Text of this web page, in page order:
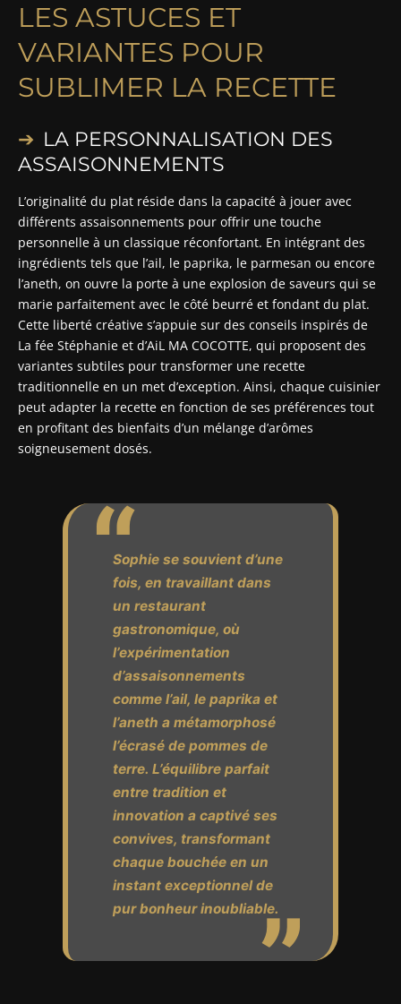
LES ASTUCES ET
VARIANTES POUR
SUBLIMER LA RECETTE
LA PERSONNALISATION DES
ASSAISONNEMENTS
L’originalité du plat réside dans la capacité à jouer avec
différents assaisonnements pour offrir une touche
personnelle à un classique réconfortant. En intégrant des
ingrédients tels que l’ail, le paprika, le parmesan ou encore
l’aneth, on ouvre la porte à une explosion de saveurs qui se
marie parfaitement avec le côté beurré et fondant du plat.
Cette liberté créative s’appuie sur des conseils inspirés de
La fée Stéphanie et d’AiL MA COCOTTE, qui proposent des
variantes subtiles pour transformer une recette
traditionnelle en un met d’exception. Ainsi, chaque cuisinier
peut adapter la recette en fonction de ses préférences tout
en profitant des bienfaits d’un mélange d’arômes
soigneusement dosés.
Sophie se souvient d’une
fois, en travaillant dans
un restaurant
gastronomique, où
l’expérimentation
d’assaisonnements
comme l’ail, le paprika et
l’aneth a métamorphosé
l’écrasé de pommes de
terre. L’équilibre parfait
entre tradition et
innovation a captivé ses
convives, transformant
chaque bouchée en un
instant exceptionnel de
pur bonheur inoubliable.